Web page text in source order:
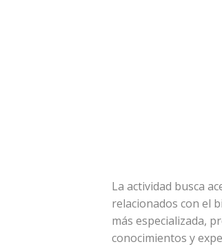
La actividad busca
relacionados con el
más especializada,
conocimientos y